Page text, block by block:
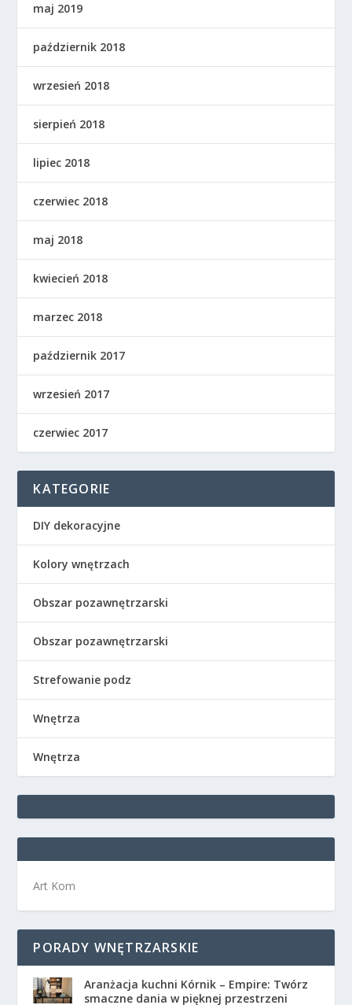
maj 2019
październik 2018
wrzesień 2018
sierpień 2018
lipiec 2018
czerwiec 2018
maj 2018
kwiecień 2018
marzec 2018
październik 2017
wrzesień 2017
czerwiec 2017
KATEGORIE
DIY dekoracyjne
Kolory wnętrzach
Obszar pozawnętrzarski
Obszar pozawnętrzarski
Strefowanie podz
Wnętrza
Wnętrza
Art Kom
PORADY WNĘTRZARSKIE
Aranżacja kuchni Kórnik – Empire: Twórz
smaczne dania w pięknej przestrzeni